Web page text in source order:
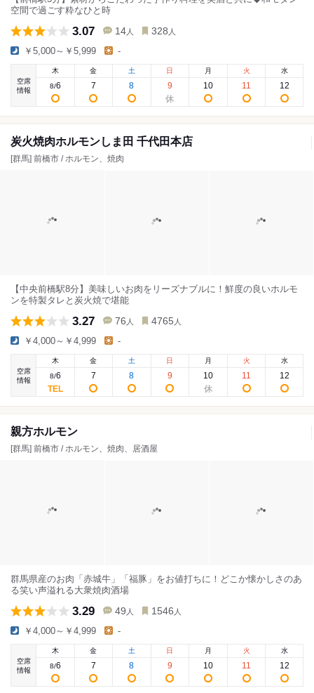
空間で過ごす粋なひと時
3.07 14 人 328 人
￥5,000～￥5,999 -
空席
情報
木
8/6
金
7
土
8
日
9
月
10
火
11
水
12
炭火焼肉ホルモンしま田 千代田本店
[群馬] 前橋市 / ホルモン、焼肉
【中央前橋駅8分】美味しいお肉をリーズナブルに！鮮度の良いホルモ
ンを特製タレと炭火焼で堪能
3.27 76 人 4765 人
￥4,000～￥4,999 -
空席
情報
木
8/6
金
7
土
8
日
9
月
10
火
11
水
12
親方ホルモン
[群馬] 前橋市 / ホルモン、焼肉、居酒屋
群馬県産のお肉「赤城牛」「福豚」をお値打ちに！どこか懐かしさのあ
る笑い声溢れる大衆焼肉酒場
3.29 49 人 1546 人
￥4,000～￥4,999 -
空席
情報
木
8/6
金
7
土
8
日
9
月
10
火
11
水
12